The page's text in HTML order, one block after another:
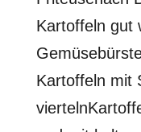
Kartoffeln gut
Kartoffeln mit